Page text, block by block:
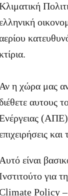
Αν η χώρα μας
αυτους
(ΑΠΕ)
Αυτό είναι
για
Policy –